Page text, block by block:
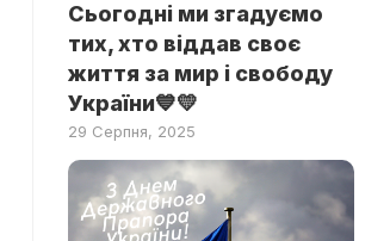
Сьогодні ми згадуємо
тих, хто віддав своє
життя за мир і свободу
України💙💛
29 Серпня, 2025